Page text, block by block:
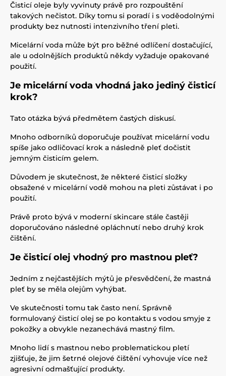
Čisticí oleje byly vyvinuty právě pro rozpouštění
takových nečistot. Díky tomu si poradí i s voděodolnými
produkty bez nutnosti intenzivního tření pleti.
Micelární voda může být pro běžné odlíčení dostačující,
ale u odolnějších produktů někdy vyžaduje opakované
použití.
Je micelární voda vhodná jako jediný čisticí
krok?
Tato otázka bývá předmětem častých diskusí.
Mnoho odborníků doporučuje používat micelární vodu
spíše jako odličovací krok a následně pleť dočistit
jemným čisticím gelem.
Důvodem je skutečnost, že některé čisticí složky
obsažené v micelární vodě mohou na pleti zůstávat i po
použití.
Právě proto bývá v moderní skincare stále častěji
doporučováno následné opláchnutí nebo druhý krok
čištění.
Je čisticí olej vhodný pro mastnou pleť?
Jedním z nejčastějších mýtů je přesvědčení, že mastná
pleť by se měla olejům vyhýbat.
Ve skutečnosti tomu tak často není. Správně
formulovaný čisticí olej se po kontaktu s vodou smyje z
pokožky a obvykle nezanechává mastný film.
Mnoho lidí s mastnou nebo problematickou pletí
zjišťuje, že jim šetrné olejové čištění vyhovuje více než
agresivní odmašťující produkty.